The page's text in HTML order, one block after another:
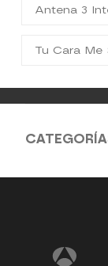
Antena 3
Tu Cara Me
Antena 3
Tu cara